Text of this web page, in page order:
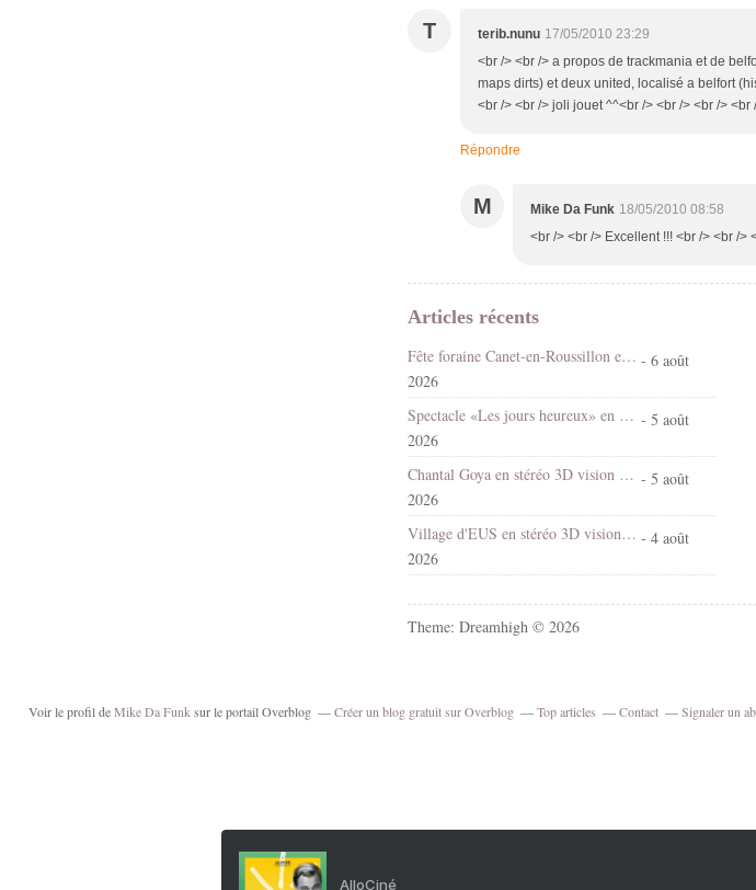
T terib.nunu 17/05/2010 23:29
<br /> <br /> a propos de trackmania et de
maps dirts) et deux united, localisé a belfort
<br /> <br /> joli jouet ^^<br /> <br /> <br /> <br
Répondre
M Mike Da Funk 18/05/2010 08:58
<br /> <br /> Excellent !!! <br /> <br />
Articles récents
Fête foraine Canet-en-Roussillon en stéréo 3D vision croisée - 6 août
2026
Spectacle «Les jours heureux» en 3D stéréo vision croisée - 5 août
2026
Chantal Goya en stéréo 3D vision croisée - 5 août
2026
Village d'EUS en stéréo 3D vision croisée - 4 août
2026
Theme: Dreamhigh © 2026
Voir le profil deMike Da Funk sur le portail Overblog Créer un blog gratuit sur Overblog Top articles Contact Signaler un
AlloCiné